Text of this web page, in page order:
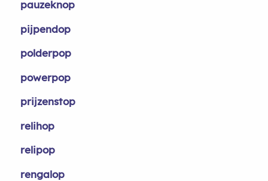
pauzeknop
pijpendop
polderpop
powerpop
prijzenstop
relihop
relipop
rengalop